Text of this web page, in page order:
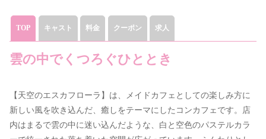
TOP キャスト 料金 クーポン 求人
雲の中でくつろぐひととき
【天空のエスカフローラ】は、メイドカフェとしての楽しみ方に
新しい風を吹き込んだ、癒しをテーマにしたコンカフェです。店
内はまるで雲の中に迷い込んだような、白と空色のパステルカラ